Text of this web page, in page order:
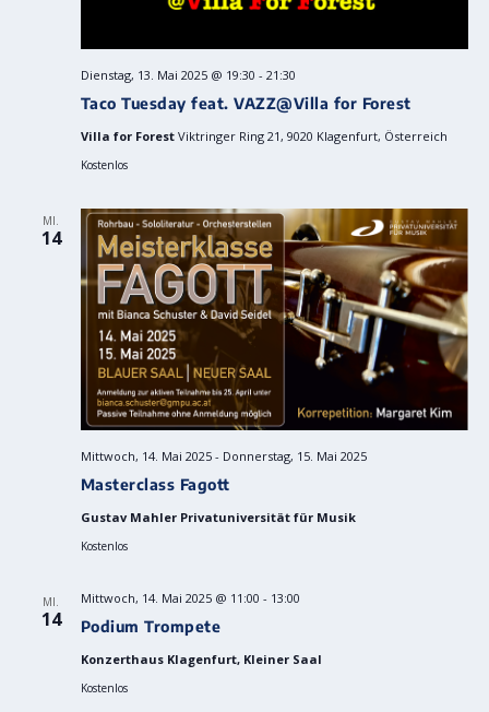
Taco Tuesday feat. VAZZ@Villa for Forest
Dienstag, 13. Mai 2025 @ 19:30 - 21:30
Villa for Forest Viktringer Ring 21, 9020 Klagenfurt, Österreich
Kostenlos
MI.
14
Masterclass Fagott
Mittwoch, 14. Mai 2025- Donnerstag, 15. Mai 2025
Gustav Mahler Privatuniversität für Musik
Kostenlos
MI.
14 Podium Trompete
Mittwoch, 14. Mai 2025 @ 11:00 - 13:00
Konzerthaus Klagenfurt, Kleiner Saal
Kostenlos